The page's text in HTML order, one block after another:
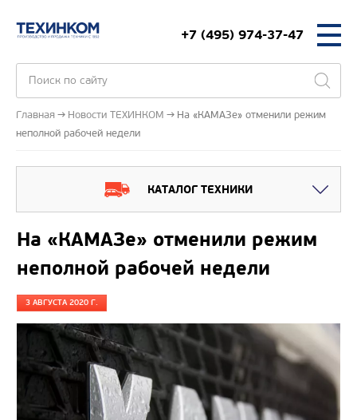
+7 (495) 974-37-47
Главная Новости ТЕХИНКОМ
На «КАМАЗе» отменили режим
неполной рабочей недели
КАТАЛОГ ТЕХНИКИ
На «КАМАЗе» отменили режим
неполной рабочей недели
3 АВГУСТА 2020 Г.